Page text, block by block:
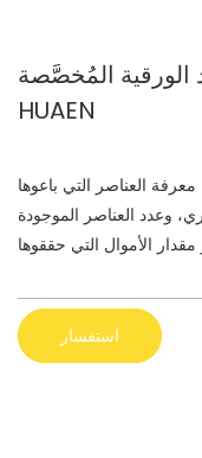
المُخصَّصة |
HUAEN
العناصر التي باعوها
وعدد العناصر الموجودة
استفسار